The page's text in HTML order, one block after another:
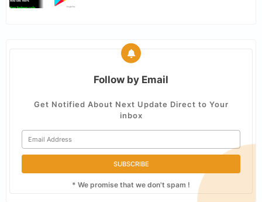
Follow by Email
Get Notified About Next Update Direct to Your
inbox
* We promise that we don't spam !